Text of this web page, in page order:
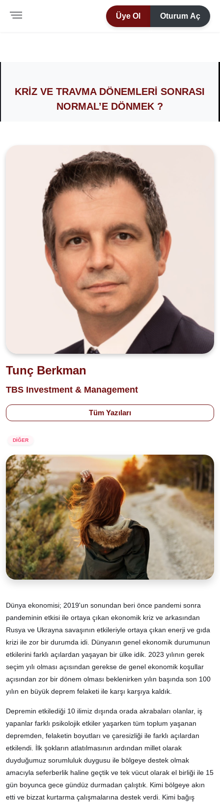
Üye Ol Oturum Aç
KRIZ VE TRAVMA DÖNEMLERI SONRASI
NORMAL’E DÖNMEK ?
Tunç Berkman
TBS Investment & Management
Tüm Yazıları
DİĞER
Dünya ekonomisi; 2019'un sonundan beri önce pandemi sonra
pandeminin etkisi ile ortaya çıkan ekonomik kriz ve arkasından
Rusya ve Ukrayna savaşının etkileriyle ortaya çıkan enerji ve gıda
krizi ile zor bir durumda idi. Dünyanın genel ekonomik durumunun
etkilerini farklı açılardan yaşayan bir ülke idik. 2023 yılının gerek
seçim yılı olması açısından gerekse de genel ekonomik koşullar
açısından zor bir dönem olması beklenirken yılın başında son 100
yılın en büyük deprem felaketi ile karşı karşıya kaldık.
Depremin etkilediği 10 ilimiz dışında orada akrabaları olanlar, iş
yapanlar farklı psikolojik etkiler yaşarken tüm toplum yaşanan
depremden, felaketin boyutları ve çaresizliği ile farklı açılardan
etkilendi. İlk şokların atlatılmasının ardından millet olarak
duyduğumuz sorumluluk duygusu ile bölgeye destek olmak
amacıyla seferberlik haline geçtik ve tek vücut olarak el birliği ile 15
gün boyunca gece gündüz durmadan çalıştık. Kimi bölgeye akın
etti ve bizzat kurtarma çalışmalarına destek verdi. Kimi bağış